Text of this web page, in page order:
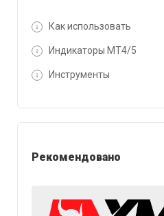
Как использовать
Индикаторы MT4/5
Инструменты
Рекомендовано